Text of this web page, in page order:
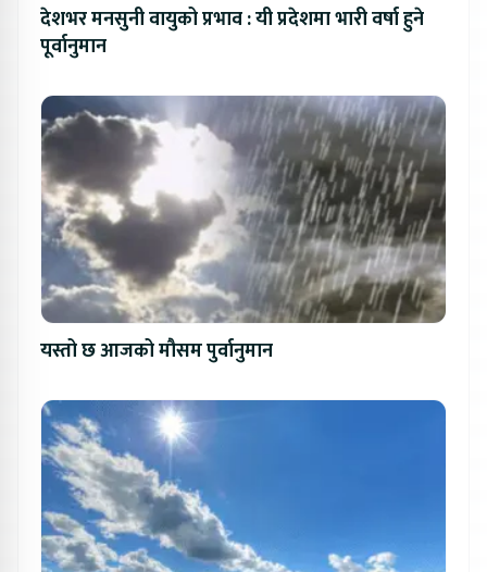
देशभर मनसुनी वायुको प्रभाव : यी प्रदेशमा भारी वर्षा हुने
पूर्वानुमान
यस्तो छ आजको मौसम पुर्वानुमान